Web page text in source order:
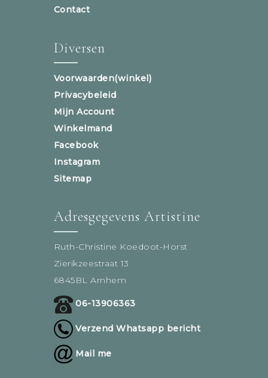
Contact
Diversen
Voorwaarden(winkel)
Privacybeleid
Mijn Account
Winkelmand
Facebook
Instagram
Sitemap
Adresgegevens Artistine
Ruth-Christine Koedoot-Horst
Zierikzeestraat 13
6845BL Arnhem
06-13906363
Verzend Whatsapp bericht
Mail me